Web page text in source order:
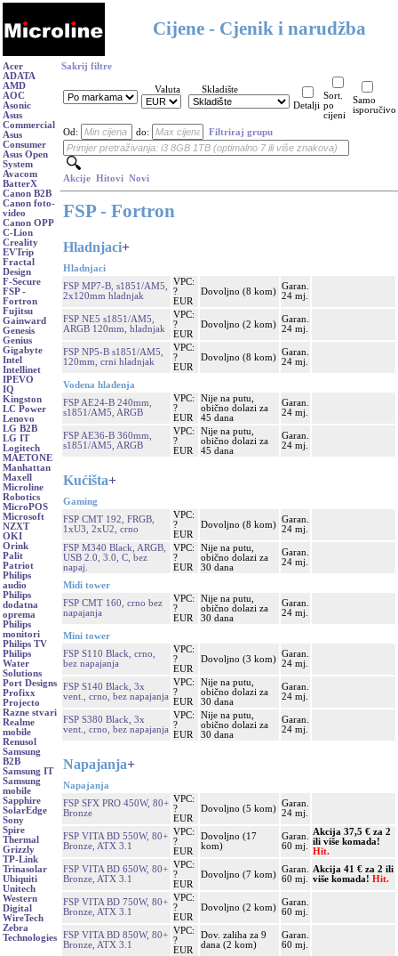
Cijene - Cjenik i narudžba
Acer
ADATA
AMD
AOC
Asonic
Asus
Commercial
Asus
Consumer
Asus Open
System
Avacom
BatterX
Canon B2B
Canon foto-
video
Canon OPP
C-Lion
Creality
EVTrip
Fractal
Design
F-Secure
FSP -
Fortron
Fujitsu
Gainward
Genesis
Genius
Gigabyte
Intel
Intellinet
IPEVO
IQ
Kingston
LC Power
Lenovo
LG B2B
LG IT
Logitech
MAETONE
Manhattan
Maxell
Microline
Robotics
MicroPOS
Microsoft
NZXT
OKI
Orink
Palit
Patriot
Philips
audio
Philips
dodatna
oprema
Philips
monitori
Philips TV
Philips
Water
Solutions
Port Designs
Profixx
Projecto
Razne stvari
Realme
mobile
Renusol
Samsung
B2B
Samsung IT
Samsung
mobile
Sapphire
SolarEdge
Sony
Spire
Thermal
Grizzly
TP-Link
Trinasolar
Ubiquiti
Unitech
Western
Digital
WireTech
Zebra
Technologies
Sakrij filtre
Valuta
Skladište
Detalji
Sort.
po
cijeni
Samo
isporučivo
Od: do: Filtriraj grupu
Akcije Hitovi Novi
FSP - Fortron
Hladnjaci+
Hladnjaci
FSP MP7-B, s1851/AM5,
2x120mm hladnjak
VPC:
?
EUR
Dovoljno (8 kom)
Garan.
24 mj.
FSP NE5 s1851/AM5,
ARGB 120mm, hladnjak
VPC:
?
EUR
Dovoljno (2 kom)
Garan.
24 mj.
FSP NP5-B s1851/AM5,
120mm, crni hladnjak
VPC:
?
EUR
Dovoljno (8 kom)
Garan.
24 mj.
Vodena hlađenja
FSP AE24-B 240mm,
s1851/AM5, ARGB
VPC:
?
EUR
Nije na putu,
obično dolazi za
45 dana
Garan.
24 mj.
FSP AE36-B 360mm,
s1851/AM5, ARGB
VPC:
?
EUR
Nije na putu,
obično dolazi za
45 dana
Garan.
24 mj.
Kućišta+
Gaming
FSP CMT 192, FRGB,
1xU3, 2xU2, crno
VPC:
?
EUR
Dovoljno (8 kom)
Garan.
24 mj.
FSP M340 Black, ARGB,
USB 2.0, 3.0, C, bez
napaj.
VPC:
?
EUR
Nije na putu,
obično dolazi za
30 dana
Garan.
24 mj.
Midi tower
FSP CMT 160, crno bez
napajanja
VPC:
?
EUR
Nije na putu,
obično dolazi za
30 dana
Garan.
24 mj.
Mini tower
FSP S110 Black, crno,
bez napajanja
VPC:
?
EUR
Dovoljno (3 kom)
Garan.
24 mj.
FSP S140 Black, 3x
vent., crno, bez napajanja
VPC:
?
EUR
Nije na putu,
obično dolazi za
30 dana
Garan.
24 mj.
FSP S380 Black, 3x
vent., crno, bez napajanja
VPC:
?
EUR
Nije na putu,
obično dolazi za
30 dana
Garan.
24 mj.
Napajanja+
Napajanja
FSP SFX PRO 450W, 80+
Bronze
VPC:
?
EUR
Dovoljno (5 kom)
Garan.
24 mj.
FSP VITA BD 550W, 80+
Bronze, ATX 3.1
VPC:
?
EUR
Dovoljno (17
kom)
Garan.
60 mj.
Akcija 37,5 € za 2
ili više komada!
Hit.
FSP VITA BD 650W, 80+
Bronze, ATX 3.1
VPC:
?
EUR
Dovoljno (7 kom)
Garan.
60 mj.
Akcija 41 € za 2 ili
više komada! Hit.
FSP VITA BD 750W, 80+
Bronze, ATX 3.1
VPC:
?
EUR
Dovoljno (2 kom)
Garan.
60 mj.
FSP VITA BD 850W, 80+
Bronze, ATX 3.1
VPC:
?
EUR
Dov. zaliha za 9
dana (2 kom)
Garan.
60 mj.